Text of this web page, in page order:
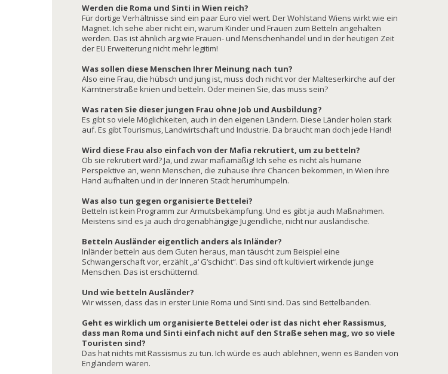
Werden die Roma und Sinti in Wien reich?
Für dortige Verhältnisse sind ein paar Euro viel wert. Der Wohlstand Wiens wirkt wie ein
Magnet. Ich sehe aber nicht ein, warum Kinder und Frauen zum Betteln angehalten
werden. Das ist ähnlich arg wie Frauen- und Menschenhandel und in der heutigen Zeit
der EU Erweiterung nicht mehr legitim!
Was sollen diese Menschen Ihrer Meinung nach tun?
Also eine Frau, die hübsch und jung ist, muss doch nicht vor der Malteserkirche auf der
Kärntnerstraße knien und betteln. Oder meinen Sie, das muss sein?
Was raten Sie dieser jungen Frau ohne Job und Ausbildung?
Es gibt so viele Möglichkeiten, auch in den eigenen Ländern. Diese Länder holen stark
auf. Es gibt Tourismus, Landwirtschaft und Industrie. Da braucht man doch jede Hand!
Wird diese Frau also einfach von der Mafia rekrutiert, um zu betteln?
Ob sie rekrutiert wird? Ja, und zwar mafiamäßig! Ich sehe es nicht als humane
Perspektive an, wenn Menschen, die zuhause ihre Chancen bekommen, in Wien ihre
Hand aufhalten und in der Inneren Stadt herumhumpeln.
Was also tun gegen organisierte Bettelei?
Betteln ist kein Programm zur Armutsbekämpfung. Und es gibt ja auch Maßnahmen.
Meistens sind es ja auch drogenabhängige Jugendliche, nicht nur ausländische.
Betteln Ausländer eigentlich anders als Inländer?
Inländer betteln aus dem Guten heraus, man täuscht zum Beispiel eine
Schwangerschaft vor, erzählt „a‘ G‘schicht“. Das sind oft kultiviert wirkende junge
Menschen. Das ist erschütternd.
Und wie betteln Ausländer?
Wir wissen, dass das in erster Linie Roma und Sinti sind. Das sind Bettelbanden.
Geht es wirklich um organisierte Bettelei oder ist das nicht eher Rassismus,
dass man Roma und Sinti einfach nicht auf den Straße sehen mag, wo so viele
Touristen sind?
Das hat nichts mit Rassismus zu tun. Ich würde es auch ablehnen, wenn es Banden von
Engländern wären.